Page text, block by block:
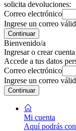
solicita devoluciones:
Correo electrónico
Ingrese un correo
Continuar
Bienvenido/a
Ingresar o crear cuenta
Accede a tus datos
Correo electrónico
Ingrese un correo
Continuar
Mi cuenta
Aquí podrás